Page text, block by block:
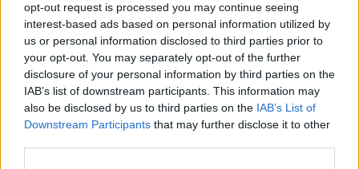
opt-out request is processed you may continue seeing
interest-based ads based on personal information utilized by
us or personal information disclosed to third parties prior to
your opt-out. You may separately opt-out of the further
disclosure of your personal information by third parties on the
IAB’s list of downstream participants. This information may
also be disclosed by us to third parties on the IAB’s List of
Downstream Participants that may further disclose it to other
kilómetros
Ceutaa 138,37 kilómetros
Almeríaa 155,88
kilómetros
Sevillaa 172,39 kilómetros
Cádiza 186,41 kilómetros